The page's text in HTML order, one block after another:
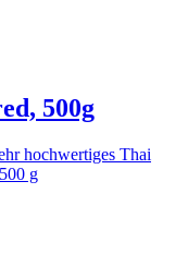
500g
hochwertiges Thai
g